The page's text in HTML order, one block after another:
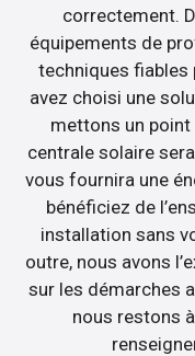
correctement.
équipements de
techniques fiables
avez choisi une
mettons un point
centrale solaire
vous fournira une
bénéficiez de
installation sans
outre, nous avons
sur les démarches
nous restons